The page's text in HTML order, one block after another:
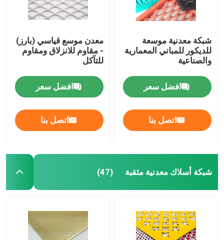
حزام النقل المعدني
مرشح شبكة الشاشة
صريف الصلب الملحوم
سلال التراب
شبكة أمان هليكوبتر
شبكة شاشة التعدين
شبكة معدنية موسعة
للديكور للمباني المعمارية
والصناعية
افضل سعر
اتصل بنا
معدن موسع قياسي (بارز)
- مقاوم للانزلاق ومقاوم
للتآكل
افضل سعر
اتصل بنا
شبكة أسلاك معدنية مثقبة (47)